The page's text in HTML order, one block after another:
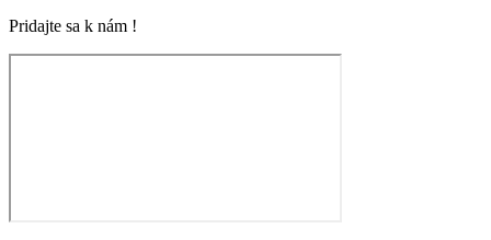
Pridajte sa k nám !